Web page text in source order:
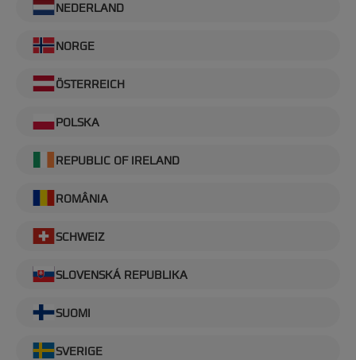
NEDERLAND
NORGE
ÖSTERREICH
POLSKA
REPUBLIC OF IRELAND
ROMÂNIA
SCHWEIZ
SLOVENSKÁ REPUBLIKA
SUOMI
SVERIGE